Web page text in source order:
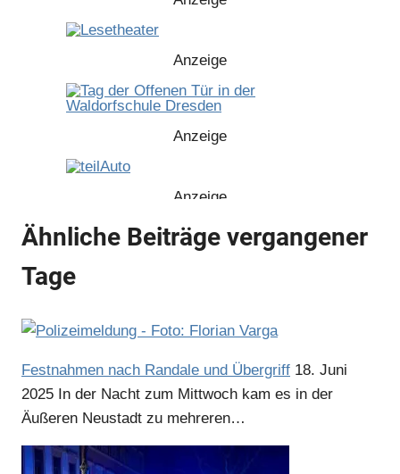
Anzeige
Anzeige
Anzeige
Ähnliche Beiträge vergangener
Tage
Festnahmen nach Randale und Übergriff 18. Juni
2025 In der Nacht zum Mittwoch kam es in der
Äußeren Neustadt zu mehreren…